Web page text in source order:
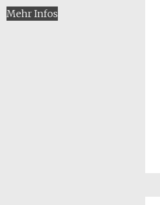
Mehr Infos